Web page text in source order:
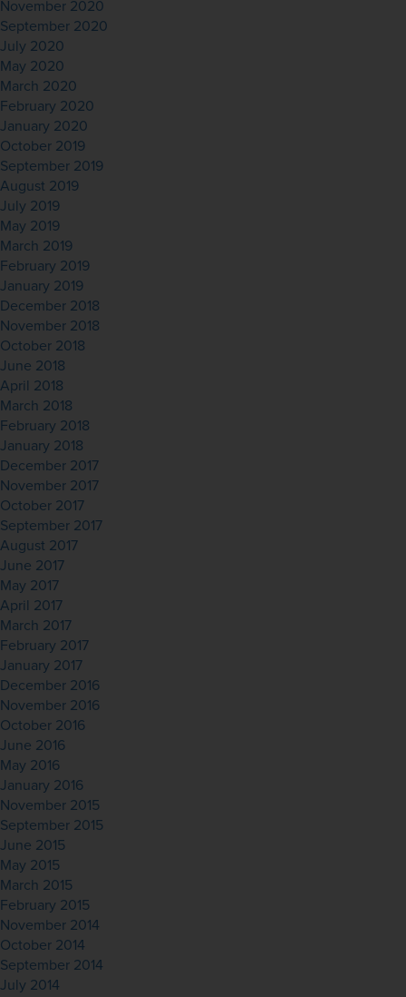
November 2020
September 2020
July 2020
May 2020
March 2020
February 2020
January 2020
October 2019
September 2019
August 2019
July 2019
May 2019
March 2019
February 2019
January 2019
December 2018
November 2018
October 2018
June 2018
April 2018
March 2018
February 2018
January 2018
December 2017
November 2017
October 2017
September 2017
August 2017
June 2017
May 2017
April 2017
March 2017
February 2017
January 2017
December 2016
November 2016
October 2016
June 2016
May 2016
January 2016
November 2015
September 2015
June 2015
May 2015
March 2015
February 2015
November 2014
October 2014
September 2014
July 2014